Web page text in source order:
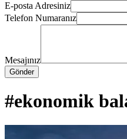
E-posta Adresiniz
Telefon Numaranız
Mesajınız
Gönder
#ekonomik